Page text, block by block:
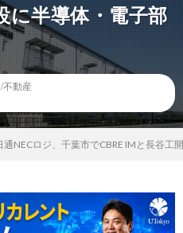
に半導体・電子部
不動産
通NECロジ、千葉市でCBRE IMと長谷